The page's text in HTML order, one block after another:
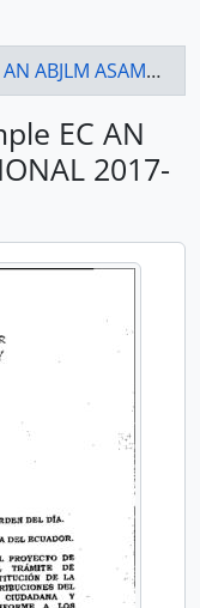
ASAMBLEA NACIONAL 2017-2019 - ACTA 2017-2019
EC AN
2017-